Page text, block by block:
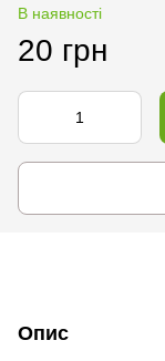
В наявності
20 грн
Опис